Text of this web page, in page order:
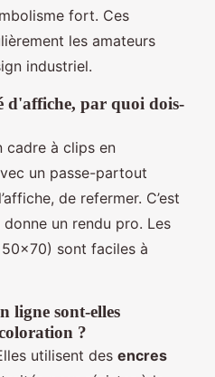
fort. Ces
les amateurs
industriel.
d'affiche, par quoi dois-
cadre à clips en
un passe-partout
de refermer. C’est
un rendu pro. Les
sont faciles à
ligne sont-elles
?
utilisent des encres